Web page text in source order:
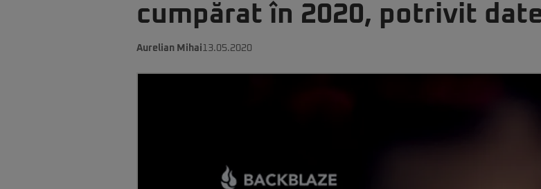
cumpărat în 2020, potrivit
Aurelian Mihai13.05.2020